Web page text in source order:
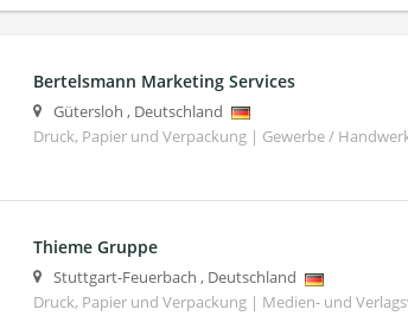
Bertelsmann Marketing Services
Gütersloh , Deutschland
Druck, Papier und Verpackung | Gewerbe /
Thieme Gruppe
Stuttgart-Feuerbach , Deutschland
Druck, Papier und Verpackung | Medien- und